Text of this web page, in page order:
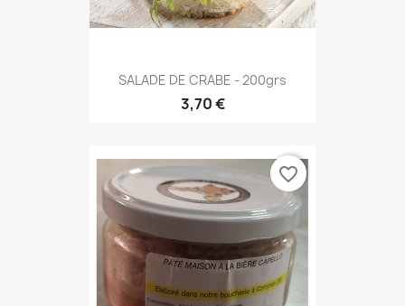
SALADE DE CRABE - 200grs
3,70 €
favorite_border